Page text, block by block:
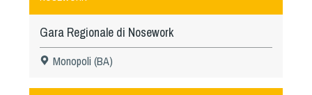
Gara Regionale di Nosework
Monopoli (BA)